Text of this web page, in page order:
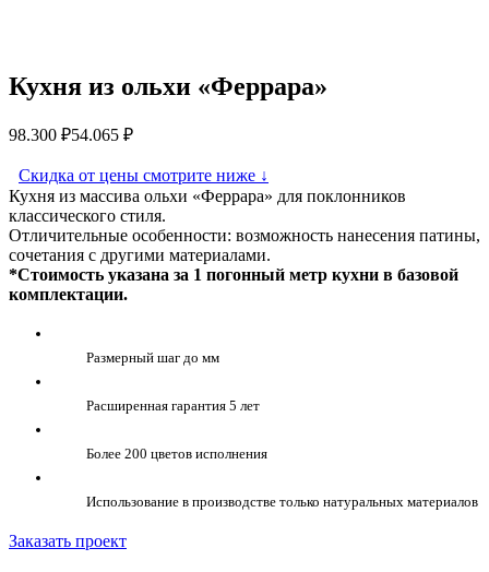
Кухня из ольхи «Феррара»
98.300 ₽54.065 ₽
Скидка от цены смотрите ниже ↓
Кухня из массива ольхи «Феррара» для поклонников
классического стиля.
Отличительные особенности: возможность нанесения патины,
сочетания с другими материалами.
*Стоимость указана за 1 погонный метр кухни в базовой
комплектации.
Размерный шаг до мм
Расширенная гарантия 5 лет
Более 200 цветов исполнения
Использование в производстве только натуральных материалов
Заказать проект